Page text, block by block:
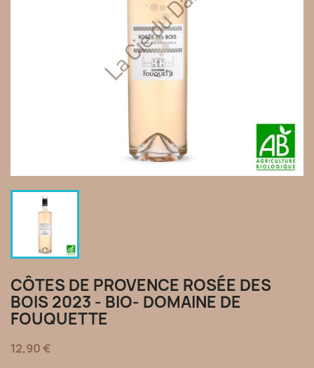
CÔTES DE PROVENCE ROSÉE DES
BOIS 2023 - BIO- DOMAINE DE
FOUQUETTE
12,90 €